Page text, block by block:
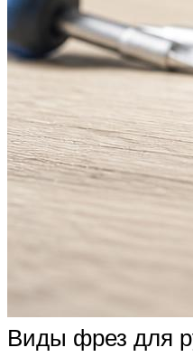
Виды фрез для